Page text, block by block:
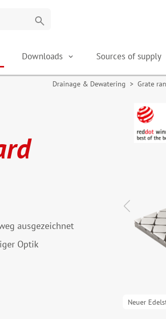
search
Downloads Sources of supply
Drainage & Dewatering > Grate
ausgezeichnet
Optik
Neuer